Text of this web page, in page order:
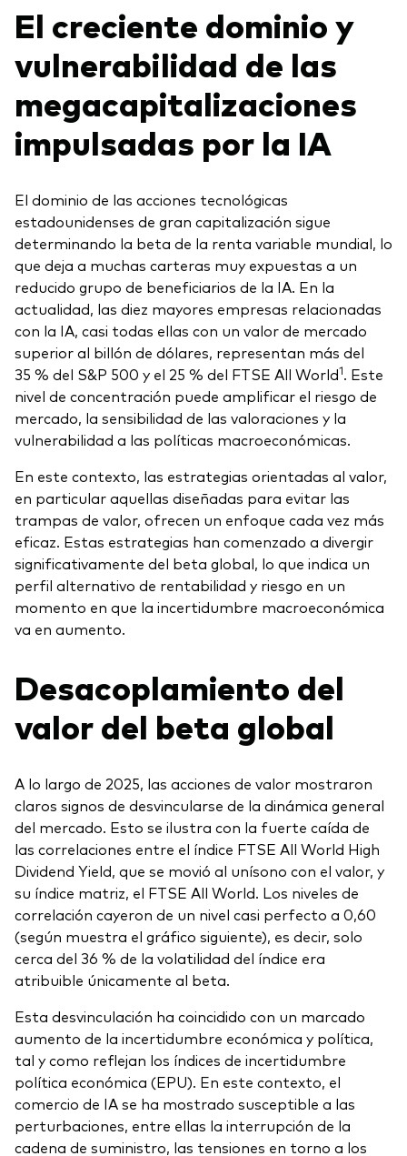
El creciente dominio y
vulnerabilidad de las
megacapitalizaciones
impulsadas por la IA
El dominio de las acciones tecnológicas
estadounidenses de gran capitalización sigue
determinando la beta de la renta variable mundial, lo
que deja a muchas carteras muy expuestas a un
reducido grupo de beneficiarios de la IA. En la
actualidad, las diez mayores empresas relacionadas
con la IA, casi todas ellas con un valor de mercado
superior al billón de dólares, representan más del
35 % del S&P 500 y el 25 % del FTSE All World1. Este
nivel de concentración puede amplificar el riesgo de
mercado, la sensibilidad de las valoraciones y la
vulnerabilidad a las políticas macroeconómicas.
En este contexto, las estrategias orientadas al valor,
en particular aquellas diseñadas para evitar las
trampas de valor, ofrecen un enfoque cada vez más
eficaz. Estas estrategias han comenzado a divergir
significativamente del beta global, lo que indica un
perfil alternativo de rentabilidad y riesgo en un
momento en que la incertidumbre macroeconómica
va en aumento.
Desacoplamiento del
valor del beta global
A lo largo de 2025, las acciones de valor mostraron
claros signos de desvincularse de la dinámica general
del mercado. Esto se ilustra con la fuerte caída de
las correlaciones entre el índice FTSE All World High
Dividend Yield, que se movió al unísono con el valor, y
su índice matriz, el FTSE All World. Los niveles de
correlación cayeron de un nivel casi perfecto a 0,60
(según muestra el gráfico siguiente), es decir, solo
cerca del 36 % de la volatilidad del índice era
atribuible únicamente al beta.
Esta desvinculación ha coincidido con un marcado
aumento de la incertidumbre económica y política,
tal y como reflejan los índices de incertidumbre
política económica (EPU). En este contexto, el
comercio de IA se ha mostrado susceptible a las
perturbaciones, entre ellas la interrupción de la
cadena de suministro, las tensiones en torno a los